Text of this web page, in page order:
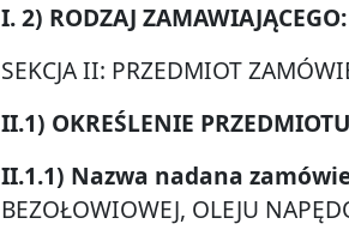
I. 2) RODZAJ ZAMAWIAJĄCEGO:
SEKCJA II: PRZEDMIOT
II.1) OKREŚLENIE
II.1.1) Nazwa nadana
BEZOŁOWIOWEJ, OLEJU